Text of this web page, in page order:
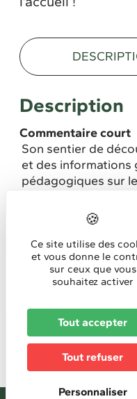
Description
Commentaire court
Son sentier de
et des informations
pédagogiques sur
spirale des
différents milieux
prairie...Fiche
Durée :
45 min
Type de circuit,
Type de sentier /
Sentier
Stationnement
Parking privé
Ce site utilise des
et vous donne le
sur ceux que vous
souhaitez activer
Tout accepter
Tout refuser
Personnaliser